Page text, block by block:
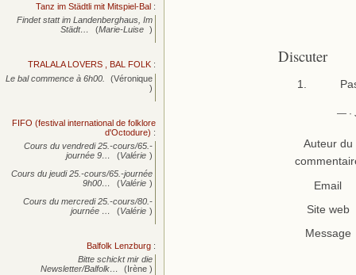
Discuter
— ·
Auteur du
Email
Site web
Message
Tanz im Städtli mit Mitspiel-Bal :
Findet statt im Landenberghaus, Im
Städt…
(Marie-Luise )
TRALALA LOVERS , BAL FOLK :
Le bal commence à 6h00.
(Véronique
)
FIFO (festival international de folklore
d'Octodure) :
Cours du vendredi 25.-cours/65.-
journée 9… (Valérie )
Cours du jeudi 25.-cours/65.-journée
9h00…
(Valérie )
Cours du mercredi 25.-cours/80.-
journée … (Valérie )
Balfolk Lenzburg :
Bitte schickt mir die
Newsletter/Balfolk…
(Irène )